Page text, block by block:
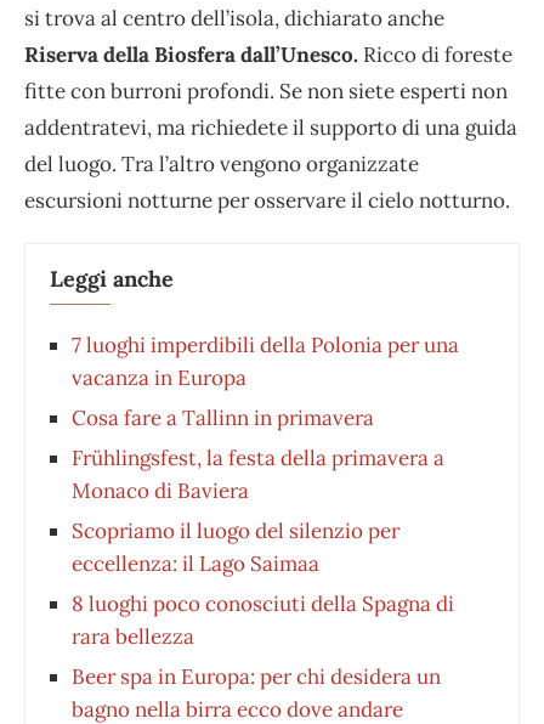
si trova al centro dell’isola, dichiarato anche
Riserva della Biosfera dall’Unesco. Ricco di foreste
fitte con burroni profondi. Se non siete esperti non
addentratevi, ma richiedete il supporto di una guida
del luogo. Tra l’altro vengono organizzate
escursioni notturne per osservare il cielo notturno.
Leggi anche
7 luoghi imperdibili della Polonia per una
vacanza in Europa
Cosa fare a Tallinn in primavera
Frühlingsfest, la festa della primavera a
Monaco di Baviera
Scopriamo il luogo del silenzio per
eccellenza: il Lago Saimaa
8 luoghi poco conosciuti della Spagna di
rara bellezza
Beer spa in Europa: per chi desidera un
bagno nella birra ecco dove andare